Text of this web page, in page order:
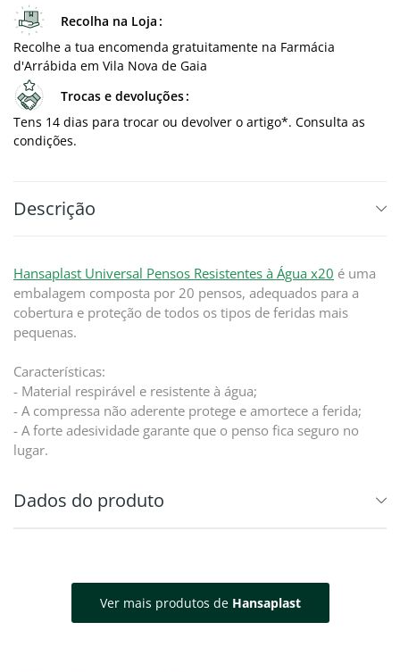
Recolha na Loja
Recolhe a tua encomenda gratuitamente na Farmácia
d'Arrábida em Vila Nova de Gaia
Trocas e devoluções
Tens 14 dias para trocar ou devolver o artigo*. Consulta as
condições.
Descrição
Hansaplast Universal Pensos Resistentes à Água x20 é uma
embalagem composta por 20 pensos, adequados para a
cobertura e proteção de todos os tipos de feridas mais
pequenas.
Características:
- Material respirável e resistente à água;
- A compressa não aderente protege e amortece a ferida;
- A forte adesividade garante que o penso fica seguro no
lugar.
Dados do produto
Ver mais produtos de Hansaplast